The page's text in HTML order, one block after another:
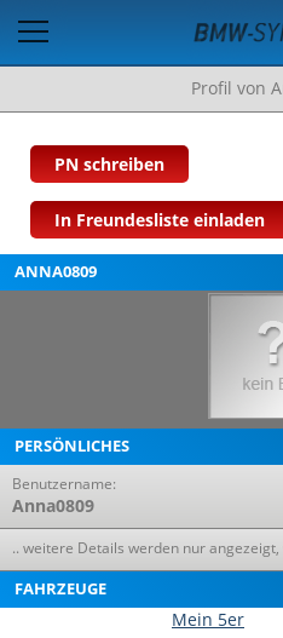
Profil von
PN schreiben
In Freundesliste einladen
ANNA0809
PERSÖNLICHES
Benutzername:
Anna0809
.. weitere Details werden nur
FAHRZEUGE
Mein 5er